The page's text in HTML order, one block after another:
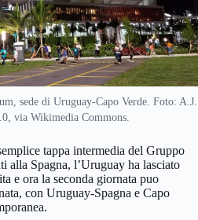
sede di Uruguay-Capo Verde. Foto: A.J.
via Wikimedia Commons.
tappa intermedia del Gruppo
alla Spagna, l’Uruguay ha lasciato
e ora la seconda giornata puo
con Uruguay-Spagna e Capo